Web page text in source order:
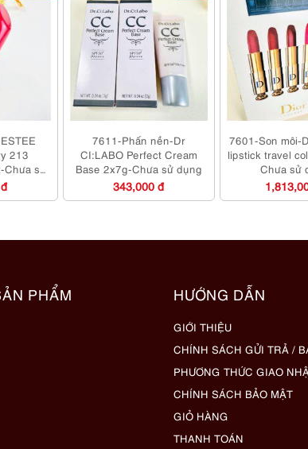
213
sử
7611-Phấn nền-Dr
CI:LABO Perfect Cream
Base 2x7g-Chưa sử dụng
343,000 đ
7601-Son môi-
lipstick travel
Chưa sử
PHẨM HƯỚNG DẪN
GIỚI THIỆU
CHÍNH SÁCH GỬI TRẢ /
PHƯƠNG THỨC GIAO
CHÍNH SÁCH BẢO MẬT
GIỎ HÀNG
THANH TOÁN